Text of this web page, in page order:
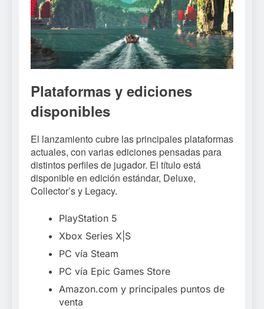
Plataformas y ediciones
disponibles
El lanzamiento cubre las principales plataformas
actuales, con varias ediciones pensadas para
distintos perfiles de jugador. El título está
disponible en edición estándar, Deluxe,
Collector’s y Legacy.
PlayStation 5
Xbox Series X|S
PC vía Steam
PC vía Epic Games Store
Amazon.com y principales puntos de
venta